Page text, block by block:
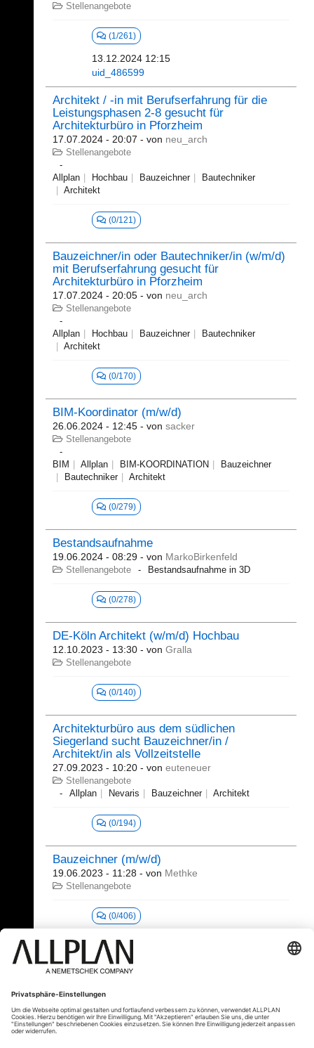
Stellenangebote
(1/261)
13.12.2024 12:15
uid_486599
Architekt / -in mit Berufserfahrung für die
Leistungsphasen 2-8 gesucht für
Architekturbüro in Pforzheim
17.07.2024 - 20:07 - von neu_arch
Stellenangebote
Allplan Hochbau Bauzeichner
Bautechniker
Architekt
(0/121)
Bauzeichner/in oder Bautechniker/in (w/m/d)
mit Berufserfahrung gesucht für
Architekturbüro in Pforzheim
17.07.2024 - 20:05 - von neu_arch
Stellenangebote
Allplan Hochbau Bauzeichner
Bautechniker
Architekt
(0/170)
BIM-Koordinator (m/w/d)
26.06.2024 - 12:45 - von sacker
Stellenangebote
BIM Allplan BIM-KOORDINATION
Bauzeichner
Bautechniker
Architekt
(0/279)
Bestandsaufnahme
19.06.2024 - 08:29 - von MarkoBirkenfeld
Stellenangebote Bestandsaufnahme in 3D
(0/278)
DE-Köln Architekt (w/m/d) Hochbau
12.10.2023 - 13:30 - von Gralla
Stellenangebote
(0/140)
Architekturbüro aus dem südlichen
Siegerland sucht Bauzeichner/in /
Architekt/in als Vollzeitstelle
27.09.2023 - 10:20 - von euteneuer
Stellenangebote
Allplan
Nevaris Bauzeichner Architekt
(0/194)
Bauzeichner (m/w/d)
19.06.2023 - 11:28 - von Methke
Stellenangebote
(0/406)
1 - 20 (603)